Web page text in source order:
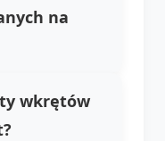
na
wkrętów